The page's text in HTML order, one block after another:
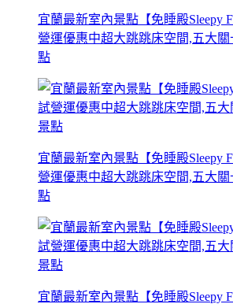
宜蘭最新室內景點【免睡殿Sleepy
營運優惠中超大跳跳床空間,五大
點
宜蘭最新室內景點【免睡殿Sleepy
營運優惠中超大跳跳床空間,五大
點
宜蘭最新室內景點【免睡殿Sleepy